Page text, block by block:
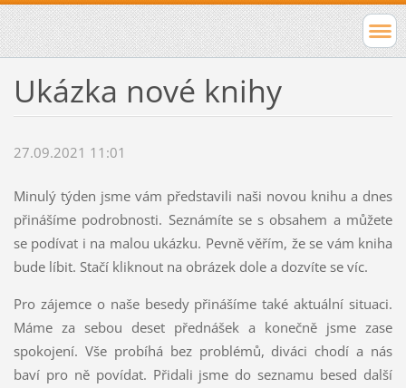
Ukázka nové knihy
27.09.2021 11:01
Minulý týden jsme vám představili naši novou knihu a dnes
přinášíme podrobnosti. Seznámíte se s obsahem a můžete
se podívat i na malou ukázku. Pevně věřím, že se vám kniha
bude líbit. Stačí kliknout na obrázek dole a dozvíte se víc.
Pro zájemce o naše besedy přinášíme také aktuální situaci.
Máme za sebou deset přednášek a konečně jsme zase
spokojení. Vše probíhá bez problémů, diváci chodí a nás
baví pro ně povídat. Přidali jsme do seznamu besed další